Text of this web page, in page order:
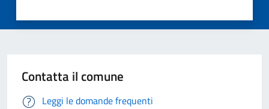
Contatta il comune
Leggi le domande frequenti